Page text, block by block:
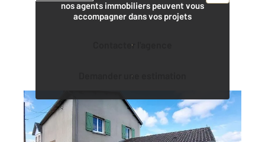
nos agents immobiliers peuvent vous
accompagner dans vos projets
Contacter l'agence
Demander une estimation
VITTEL 88
152,50 m
2
, 8 pièces
Ref : 5040